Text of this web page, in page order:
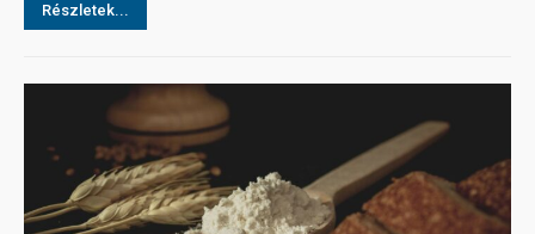
Részletek...